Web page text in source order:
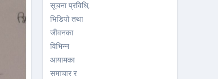
सूचना प्रविधि,
भिडियो तथा
जीवनका
विभिन्न
आयामका
समाचार र